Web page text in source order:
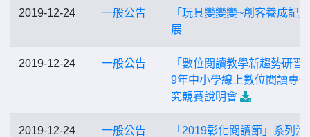
2019-12-24 一般公告
「玩具變變變~創客養成記
展
2019-12-24 一般公告
「數位閱讀教學新趨勢研習
9年中小學線上數位閱讀專
究競賽說明會
2019-12-24 一般公告
「2019彰化閱讀節」系列活